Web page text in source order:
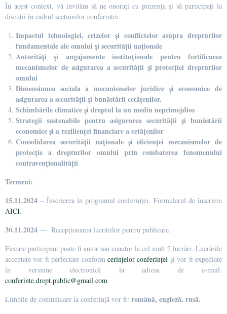
În acest context, vă invităm să ne onorați cu prezența și să participați la
discuții în cadrul secțiunilor conferinței:
Impactul tehnologiei, crizelor și conflictelor asupra drepturilor
fundamentale ale omului și securității naționale
Autorități și angajamente instituționale pentru fortificarea
mecanismelor de asigurarea a securității și protecției drepturilor
omului
Dimensiunea sociala a mecanismelor juridice și economice de
asigurarea a securității și bunăstării cetățenilor.
Schimbările climatice și dreptul la un mediu neprimejdios
Strategii sustenabile pentru asigurarea securității și bunăstării
economice și a rezilienței financiare a cetățenilor
Consolidarea securității naționale și eficienței mecanismelor de
protecție a drepturilor omului prin combaterea fenomenului
contravenționalității
Termeni:
15.11.2024 – Înscrierea în programul conferinței. Formularul de înscriere
AICI.
30.11.2024 — Recepționarea lucrărilor pentru publicare.
Fiecare participant poate fi autor sau coautor la cel mult 2 lucrări. Lucrările
acceptate vor fi perfectate conform cerințelor conferinței și vor fi expediate
în versiune electronică la adresa de e-mail:
conferinte.drept.public@gmail.com
Limbile de comunicare la conferință vor fi: română, engleză, rusă.